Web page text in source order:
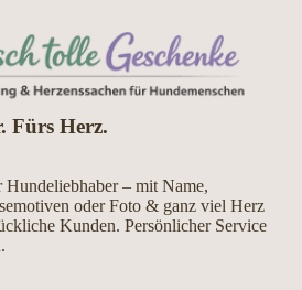
Fürs Herz.
– mit Name,
oder Foto & ganz viel Herz
Kunden. Persönlicher Service